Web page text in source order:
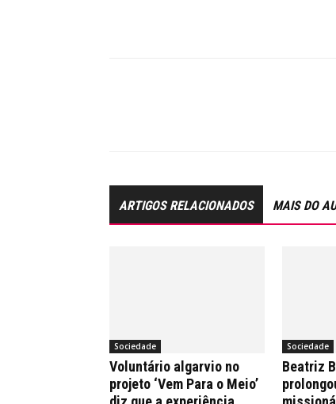
ARTIGOS RELACIONADOS MAIS DO
Sociedade
Voluntário algarvio no
projeto ‘Vem Para o Meio’
Sociedade
Beatriz